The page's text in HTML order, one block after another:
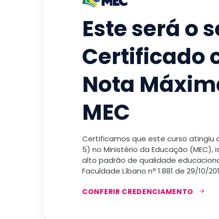
Este será o
Certificado
Nota
MEC
Certificamos que este curso atingiu
5) no Ministério da Educação (MEC),
alto padrão de qualidade
Faculdade Líbano nª 1.881 de 29/10/
CONFERIR CREDENCIAMENTO